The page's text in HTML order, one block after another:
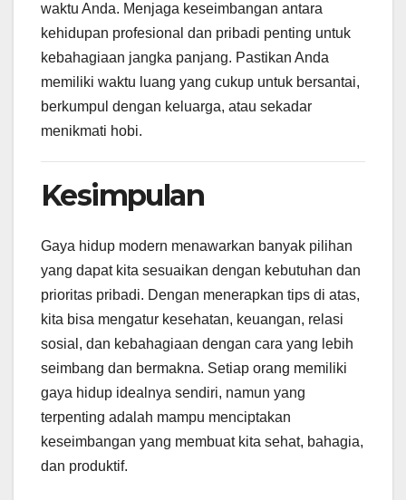
waktu Anda. Menjaga keseimbangan antara
kehidupan profesional dan pribadi penting untuk
kebahagiaan jangka panjang. Pastikan Anda
memiliki waktu luang yang cukup untuk bersantai,
berkumpul dengan keluarga, atau sekadar
menikmati hobi.
Kesimpulan
Gaya hidup modern menawarkan banyak pilihan
yang dapat kita sesuaikan dengan kebutuhan dan
prioritas pribadi. Dengan menerapkan tips di atas,
kita bisa mengatur kesehatan, keuangan, relasi
sosial, dan kebahagiaan dengan cara yang lebih
seimbang dan bermakna. Setiap orang memiliki
gaya hidup idealnya sendiri, namun yang
terpenting adalah mampu menciptakan
keseimbangan yang membuat kita sehat, bahagia,
dan produktif.